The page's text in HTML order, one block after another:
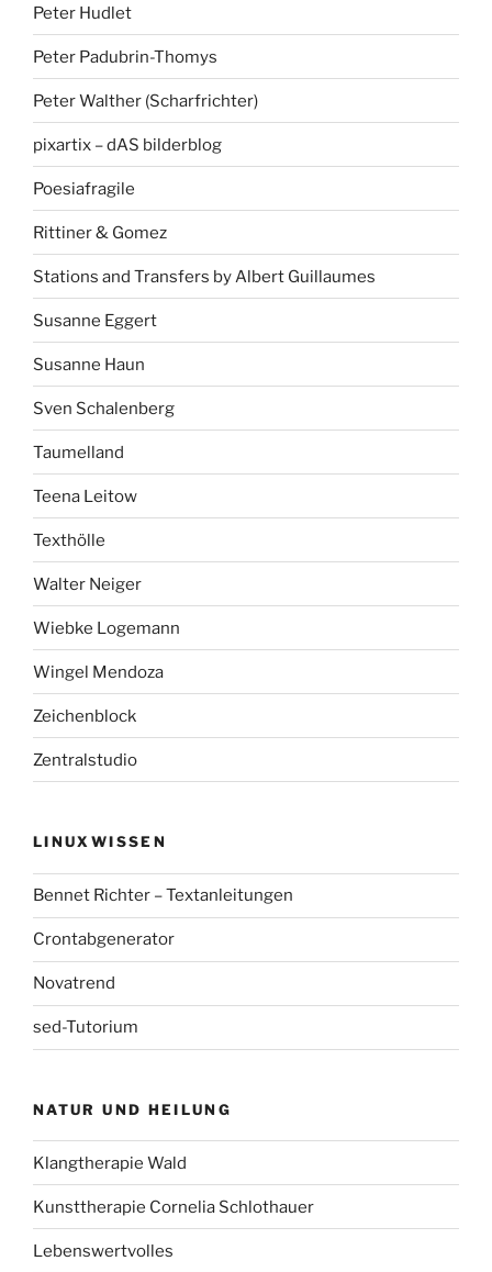
Peter Hudlet
Peter Padubrin-Thomys
Peter Walther (Scharfrichter)
pixartix – dAS bilderblog
Poesiafragile
Rittiner & Gomez
Stations and Transfers by Albert Guillaumes
Susanne Eggert
Susanne Haun
Sven Schalenberg
Taumelland
Teena Leitow
Texthölle
Walter Neiger
Wiebke Logemann
Wingel Mendoza
Zeichenblock
Zentralstudio
LINUXWISSEN
Bennet Richter – Textanleitungen
Crontabgenerator
Novatrend
sed-Tutorium
NATUR UND HEILUNG
Klangtherapie Wald
Kunsttherapie Cornelia Schlothauer
Lebenswertvolles